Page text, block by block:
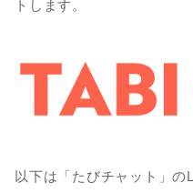
トします。
以下は「たびチャット」